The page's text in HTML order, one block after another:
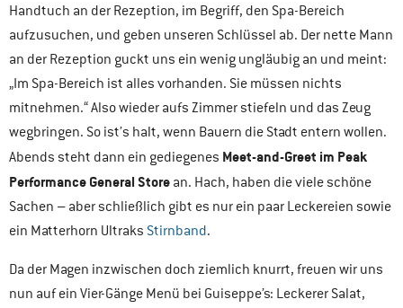
Handtuch an der Rezeption, im Begriff, den Spa-Bereich
aufzusuchen, und geben unseren Schlüssel ab. Der nette Mann
an der Rezeption guckt uns ein wenig ungläubig an und meint:
„Im Spa-Bereich ist alles vorhanden. Sie müssen nichts
mitnehmen.“ Also wieder aufs Zimmer stiefeln und das Zeug
wegbringen. So ist’s halt, wenn Bauern die Stadt entern wollen.
Abends steht dann ein gediegenes Meet-and-Greet im Peak
Performance General Store an. Hach, haben die viele schöne
Sachen – aber schließlich gibt es nur ein paar Leckereien sowie
ein Matterhorn Ultraks Stirnband.
Da der Magen inzwischen doch ziemlich knurrt, freuen wir uns
nun auf ein Vier-Gänge Menü bei Guiseppe’s: Leckerer Salat,